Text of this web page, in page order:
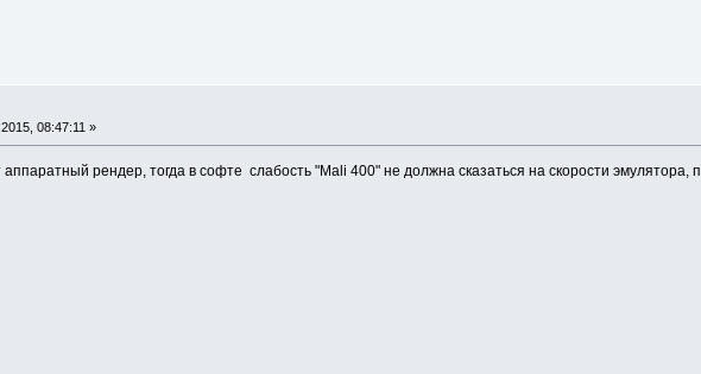
08:47:11 »
рендер, тогда в софте слабость "Mali 400" не должна сказаться на скорости эмулятора,